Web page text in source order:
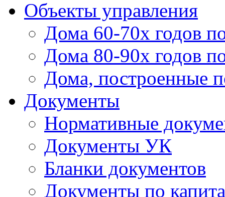
Объекты управления
Дома 60-70х годов
Дома 80-90х годов
Дома, построенные
Документы
Нормативные
Документы УК
Бланки документов
Документы по